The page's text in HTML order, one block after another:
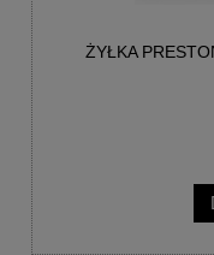
ŻYŁKA